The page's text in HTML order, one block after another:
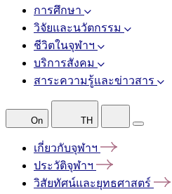
การศึกษา
วิจัยและนวัตกรรม
ชีวิตในจุฬาฯ
บริการสังคม
สาระความรู้และข่าวสาร
On TH
เกี่ยวกับจุฬาฯ
ประวัติจุฬาฯ
วิสัยทัศน์และยุทธศาสตร์